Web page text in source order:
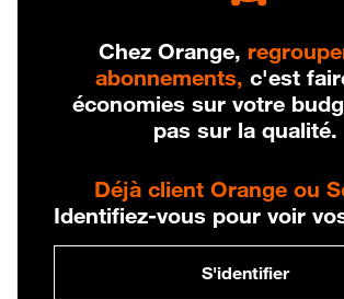
Chez Orange,
abonnements, c'est
économies sur votre
pas sur la qualité.
Déjà client Orange ou
Identifiez-vous pour voir
S'identifier